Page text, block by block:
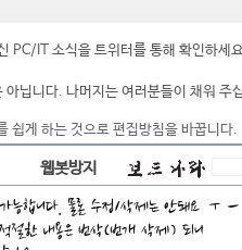
PC/IT 소식을 트위터를 통해 확인하세
아닙니다. 나머지는 여러분들이 채워 주
쉽게 하는 것으로 편집방침을 바꿉니다.
웹봇방지